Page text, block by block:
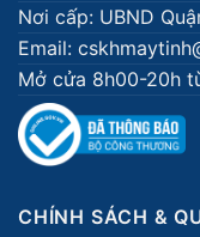
Nơi cấp: UBND
Email:
Mở cửa 8h00-20h
CHÍNH SÁCH &